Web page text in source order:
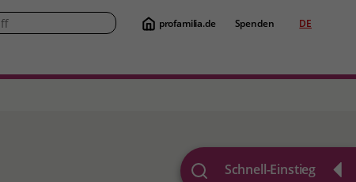
profamilia.de Spenden DE
Schnell-Einstieg